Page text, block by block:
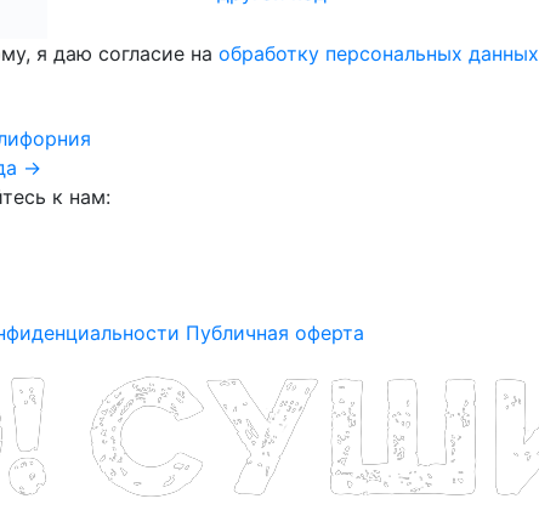
я даю согласие на обработку персональных данных
→
к нам:
Публичная оферта